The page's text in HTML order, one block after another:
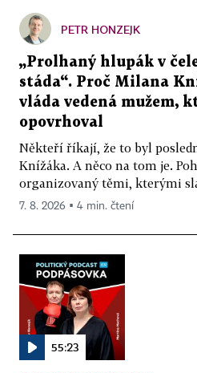
PETR HONZEJK
„Prolhaný hlupák v
stáda“. Proč Milana
vláda vedená mužem,
opovrhoval
Někteří říkají, že to byl
Knížáka. A něco na tom je.
organizovaný těmi, kterými
7. 8. 2026 ▪ 4 min. čtení
55:23